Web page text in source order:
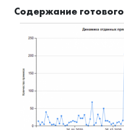
Содержание